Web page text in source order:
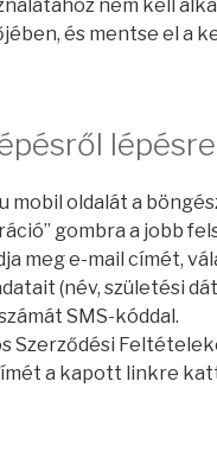
nem kell
és mentse el a
lépésre
mobil oldalát a
gombra a jobb
meg e-mail címét,
(név, születési
SMS-kóddal.
Szerződési
a kapott linkre